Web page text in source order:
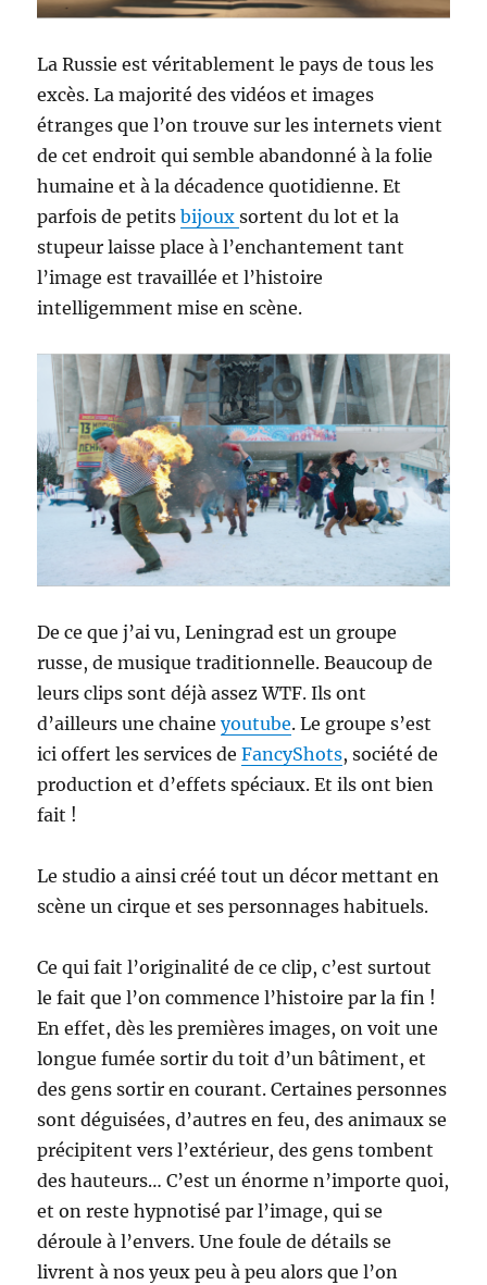
La Russie est véritablement le pays de tous les
excès. La majorité des vidéos et images
étranges que l’on trouve sur les internets vient
de cet endroit qui semble abandonné à la folie
humaine et à la décadence quotidienne. Et
parfois de petitsbijouxsortent du lot et la
stupeur laisse place à l’enchantement tant
l’image est travaillée et l’histoire
intelligemment mise en scène.
De ce que j’ai vu, Leningrad est un groupe
russe, de musique traditionnelle. Beaucoup de
leurs clips sont déjà assez WTF. Ils ont
d’ailleurs une chaineyoutube. Le groupe s’est
ici offert les services deFancyShots, société de
production et d’effets spéciaux. Et ils ont bien
fait !
Le studio a ainsi créé tout un décor mettant en
scène un cirque et ses personnages habituels.
Ce qui fait l’originalité de ce clip, c’est surtout
le fait que l’on commence l’histoire par la fin !
En effet, dès les premières images, on voit une
longue fumée sortir du toit d’un bâtiment, et
des gens sortir en courant. Certaines personnes
sont déguisées, d’autres en feu, des animaux se
précipitent vers l’extérieur, des gens tombent
des hauteurs… C’est un énorme n’importe quoi,
et on reste hypnotisé par l’image, qui se
déroule à l’envers. Une foule de détails se
livrent à nos yeux peu à peu alors que l’on